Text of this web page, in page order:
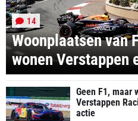
Woonplaatsen van
wonen Verstappen
14
Geen F1, maar
Verstappen
actie